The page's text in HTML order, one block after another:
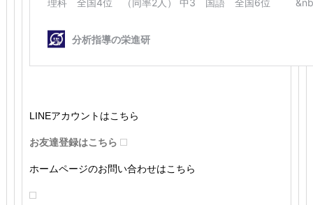
LINEアカウントはこちら
お友達登録はこちら
ホームページのお問い合わせはこちら